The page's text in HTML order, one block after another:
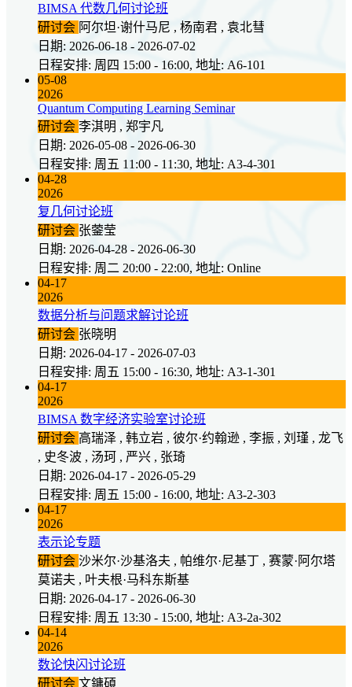
BIMSA 代数几何讨论班
研讨会 阿尔坦·谢什马尼 , 杨南君 , 袁北彗
日期: 2026-06-18 - 2026-07-02
日程安排: 周四 15:00 - 16:00, 地址: A6-101
05-08
2026
Quantum Computing Learning Seminar
研讨会 李淇明 , 郑宇凡
日期: 2026-05-08 - 2026-06-30
日程安排: 周五 11:00 - 11:30, 地址: A3-4-301
04-28
2026
复几何讨论班
研讨会 张蓥莹
日期: 2026-04-28 - 2026-06-30
日程安排: 周二 20:00 - 22:00, 地址: Online
04-17
2026
数据分析与问题求解讨论班
研讨会 张晓明
日期: 2026-04-17 - 2026-07-03
日程安排: 周五 15:00 - 16:30, 地址: A3-1-301
04-17
2026
BIMSA 数字经济实验室讨论班
研讨会 高瑞泽 , 韩立岩 , 彼尔·约翰逊 , 李振 , 刘瑾 , 龙飞
, 史冬波 , 汤珂 , 严兴 , 张琦
日期: 2026-04-17 - 2026-05-29
日程安排: 周五 15:00 - 16:00, 地址: A3-2-303
04-17
2026
表示论专题
研讨会 沙米尔·沙基洛夫 , 帕维尔·尼基丁 , 赛蒙·阿尔塔
莫诺夫 , 叶夫根·马科东斯基
日期: 2026-04-17 - 2026-06-30
日程安排: 周五 13:30 - 15:00, 地址: A3-2a-302
04-14
2026
数论快闪讨论班
研讨会 文鏞碩